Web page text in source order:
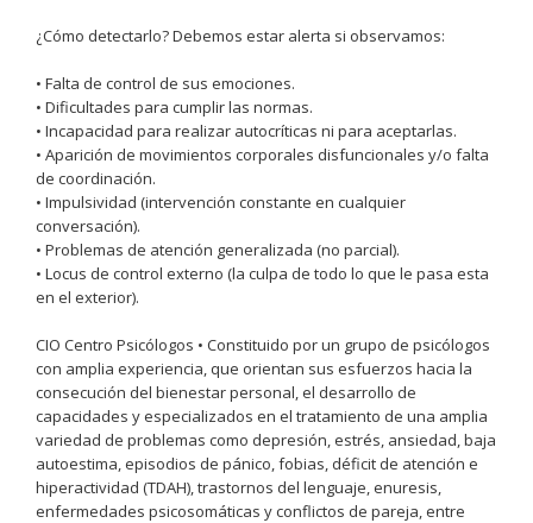
¿Cómo detectarlo? Debemos estar alerta si observamos:
• Falta de control de sus emociones.
• Dificultades para cumplir las normas.
• Incapacidad para realizar autocríticas ni para aceptarlas.
• Aparición de movimientos corporales disfuncionales y/o falta
de coordinación.
• Impulsividad (intervención constante en cualquier
conversación).
• Problemas de atención generalizada (no parcial).
• Locus de control externo (la culpa de todo lo que le pasa esta
en el exterior).
CIO Centro Psicólogos • Constituido por un grupo de psicólogos
con amplia experiencia, que orientan sus esfuerzos hacia la
consecución del bienestar personal, el desarrollo de
capacidades y especializados en el tratamiento de una amplia
variedad de problemas como depresión, estrés, ansiedad, baja
autoestima, episodios de pánico, fobias, déficit de atención e
hiperactividad (TDAH), trastornos del lenguaje, enuresis,
enfermedades psicosomáticas y conflictos de pareja, entre